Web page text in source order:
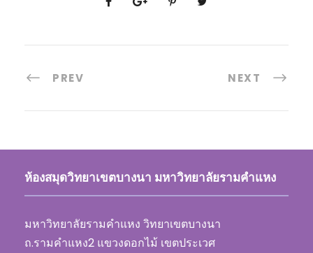
PREV NEXT
ห้องสมุดวิทยาเขตบางนา มหาวิทยาลัยรามคำแหง
มหาวิทยาลัยรามคำแหง วิทยาเขตบางนา
ถ.รามคำแหง2 แขวงดอกไม้ เขตประเวศ